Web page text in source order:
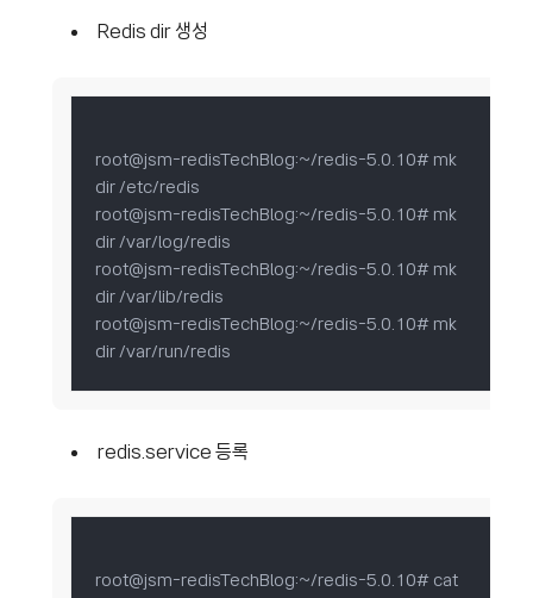
Redis dir 생성
root@jsm-redisTechBlog:~/redis-5.0.10# mk
dir /etc/redis
root@jsm-redisTechBlog:~/redis-5.0.10# mk
dir /var/log/redis
root@jsm-redisTechBlog:~/redis-5.0.10# mk
dir /var/lib/redis
root@jsm-redisTechBlog:~/redis-5.0.10# mk
dir /var/run/redis
redis.service 등록
root@jsm-redisTechBlog:~/redis-5.0.10# cat